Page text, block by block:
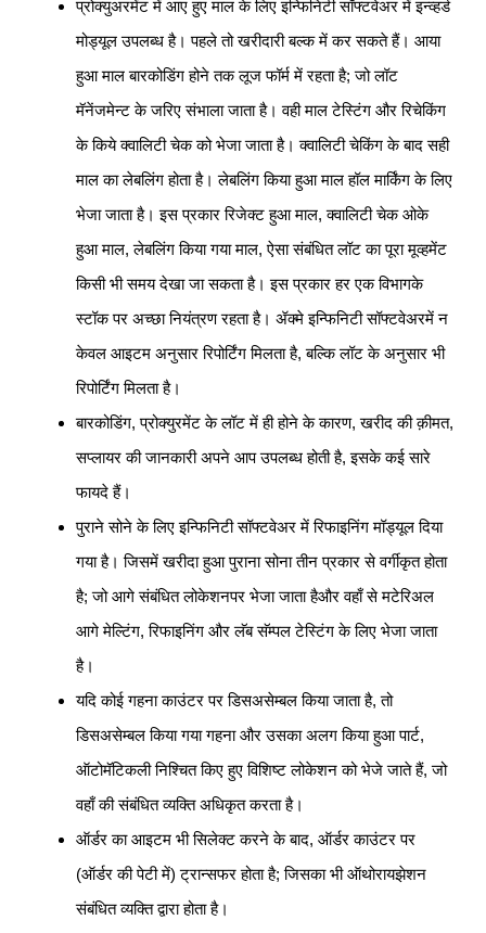
प्रोक्युअरमेंट में आए हुए माल के लिए इन्फिनिटी सॉफ्टवेअर में इन्व्हर्ड
मोड्यूल उपलब्ध है। पहले तो खरीदारी बल्क में कर सकते हैं। आया
हुआ माल बारकोडिंग होने तक लूज फॉर्म में रहता है; जो लॉट
मॅनेंजमेन्ट के जरिए संभाला जाता है। वही माल टेस्टिंग और रिचेकिंग
के किये क्वालिटी चेक को भेजा जाता है। क्वालिटी चेकिंग के बाद सही
माल का लेबलिंग होता है। लेबलिंग किया हुआ माल हॉल मार्किंग के लिए
भेजा जाता है। इस प्रकार रिजेक्ट हुआ माल, क्वालिटी चेक ओके
हुआ माल, लेबलिंग किया गया माल, ऐसा संबंधित लॉट का पूरा मूव्हमेंट
किसी भी समय देखा जा सकता है। इस प्रकार हर एक विभागके
स्टॉक पर अच्छा नियंत्रण रहता है। ॲक्मे इन्फिनिटी सॉफ्टवेअरमें न
केवल आइटम अनुसार रिपोर्टिंग मिलता है, बल्कि लॉट के अनुसार भी
रिपोर्टिंग मिलता है।
बारकोडिंग, प्रोक्युरमेंट के लॉट में ही होने के कारण, खरीद की क़ीमत,
सप्लायर की जानकारी अपने आप उपलब्ध होती है, इसके कई सारे
फायदे हैं।
पुराने सोने के लिए इन्फिनिटी सॉफ्टवेअर में रिफाइनिंग मॉड्यूल दिया
गया है। जिसमें खरीदा हुआ पुराना सोना तीन प्रकार से वर्गीकृत होता
है; जो आगे संबंधित लोकेशनपर भेजा जाता हैऔर वहाँ से मटेरिअल
आगे मेल्टिंग, रिफाइनिंग और लॅब सॅम्पल टेस्टिंग के लिए भेजा जाता
है।
यदि कोई गहना काउंटर पर डिसअसेम्बल किया जाता है, तो
डिसअसेम्बल किया गया गहना और उसका अलग किया हुआ पार्ट,
ऑटोमॅटिकली निश्चित किए हुए विशिष्ट लोकेशन को भेजे जाते हैं, जो
वहाँ की संबंधित व्यक्ति अधिकृत करता है।
ऑर्डर का आइटम भी सिलेक्ट करने के बाद, ऑर्डर काउंटर पर
(ऑर्डर की पेटी में) ट्रान्सफर होता है; जिसका भी ऑथोरायझेशन
संबंधित व्यक्ति द्वारा होता है।